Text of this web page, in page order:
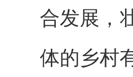
合发展，
体的乡村